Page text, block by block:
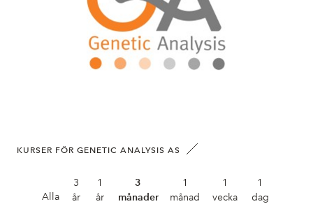
KURSER FÖR GENETIC ANALYSIS AS
Alla
3
år
1
år
3
månader
1
månad
1
vecka
1
dag